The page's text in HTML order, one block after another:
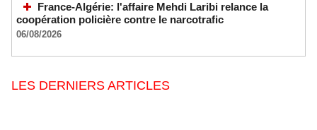
France-Algérie: l'affaire Mehdi Laribi relance la
coopération policière contre le narcotrafic
06/08/2026
LES DERNIERS ARTICLES